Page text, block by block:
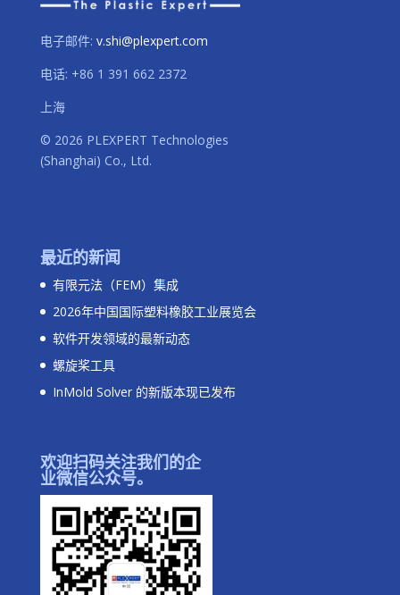
电子邮件: v.shi@plexpert.com
电话: +86 1 391 662 2372
上海
© 2026 PLEXPERT Technologies
(Shanghai) Co., Ltd.
最近的新闻
有限元法（FEM）集成
2026年中国国际塑料橡胶工业展览会
软件开发领域的最新动态
螺旋桨工具
InMold Solver 的新版本现已发布
欢迎扫码关注我们的企
业微信公众号。